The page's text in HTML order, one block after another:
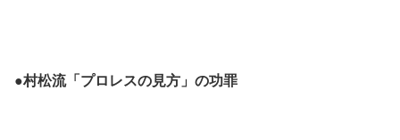
●村松流「プロレスの見方」の功罪